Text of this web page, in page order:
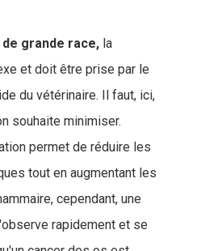
grande race, la
et doit être prise par le
du vétérinaire. Il faut, ici,
souhaite minimiser.
permet de réduire les
tout en augmentant les
cependant, une
rapidement et se